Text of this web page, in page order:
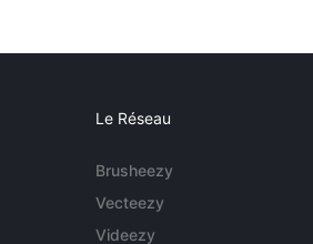
Le Réseau
Brusheezy
Vecteezy
Videezy